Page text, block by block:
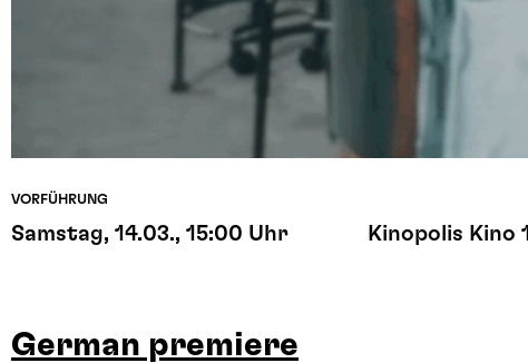
VORFÜHRUNG
Samstag, 14.03., 15:00 Uhr Kinopolis Kino 1
German premiere